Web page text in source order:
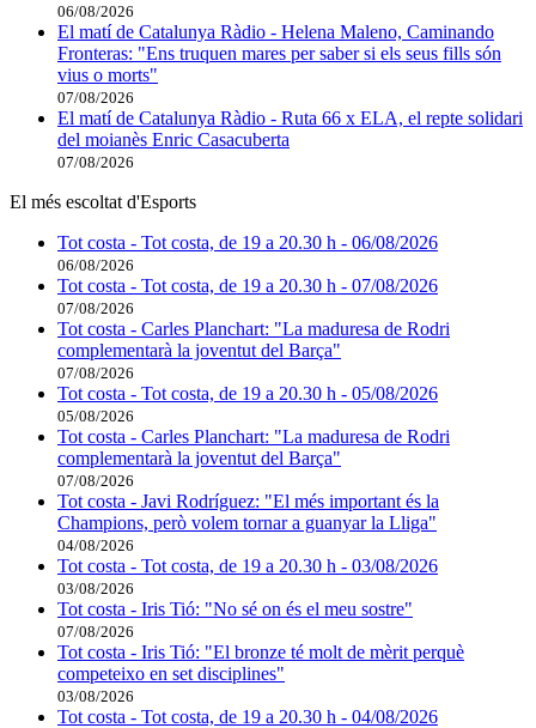
06/08/2026
El matí de Catalunya Ràdio - Helena Maleno, Caminando
Fronteras: "Ens truquen mares per saber si els seus fills són
vius o morts"
07/08/2026
El matí de Catalunya Ràdio - Ruta 66 x ELA, el repte solidari
del moianès Enric Casacuberta
07/08/2026
El més escoltat d'Esports
Tot costa - Tot costa, de 19 a 20.30 h - 06/08/2026
06/08/2026
Tot costa - Tot costa, de 19 a 20.30 h - 07/08/2026
07/08/2026
Tot costa - Carles Planchart: "La maduresa de Rodri
complementarà la joventut del Barça"
07/08/2026
Tot costa - Tot costa, de 19 a 20.30 h - 05/08/2026
05/08/2026
Tot costa - Carles Planchart: "La maduresa de Rodri
complementarà la joventut del Barça"
07/08/2026
Tot costa - Javi Rodríguez: "El més important és la
Champions, però volem tornar a guanyar la Lliga"
04/08/2026
Tot costa - Tot costa, de 19 a 20.30 h - 03/08/2026
03/08/2026
Tot costa - Iris Tió: "No sé on és el meu sostre"
07/08/2026
Tot costa - Iris Tió: "El bronze té molt de mèrit perquè
competeixo en set disciplines"
03/08/2026
Tot costa - Tot costa, de 19 a 20.30 h - 04/08/2026